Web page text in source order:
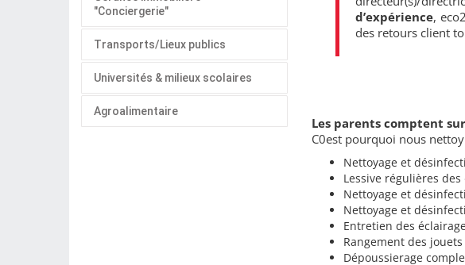
"Conciergerie"
Transports/Lieux publics
Universités & milieux scolaires
Agroalimentaire
d’expérience,
des retours client
Les parents comptent
C0est pourquoi nous
Nettoyage et
Lessive régulières
Nettoyage et
Nettoyage et
Entretien des
Rangement des
Dépoussierage